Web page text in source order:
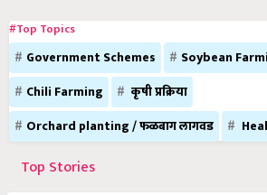
#Top Topics
Government Schemes Soybean
Chili Farming
कृषी प्रक्रिया
Orchard planting / फळबाग लागवड
Top Stories